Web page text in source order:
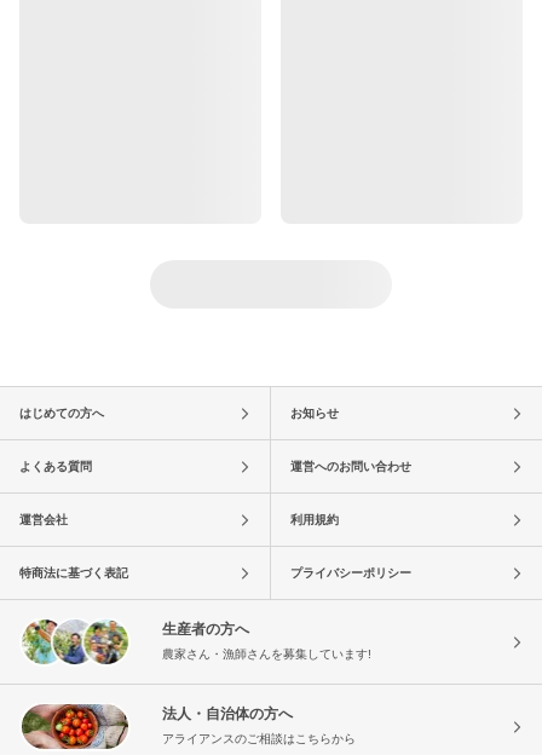
はじめての方へ お知らせ
よくある質問 運営へのお問い合わせ
運営会社 利用規約
特商法に基づく表記 プライバシーポリシー
生産者の方へ
農家さん・漁師さんを募集しています!
法人・自治体の方へ
アライアンスのご相談はこちらから